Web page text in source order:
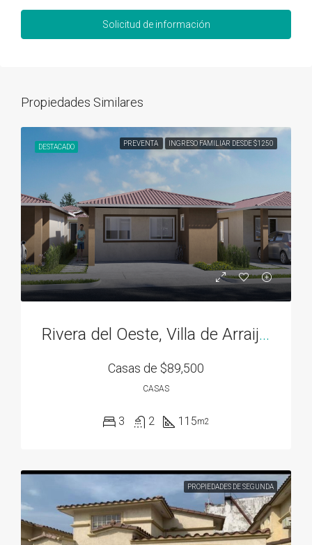
Solicitud de información
Propiedades Similares
DESTACADO PREVENTA INGRESO FAMILIAR DESDE $1250
Rivera del Oeste, Villa de Arraiján
Casas de $89,500
CASAS
3 2 115m2
PROPIEDADES DE SEGUNDA